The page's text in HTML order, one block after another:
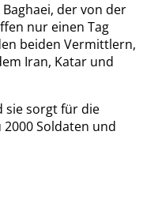
der von der
nur einen Tag
beiden Vermittlern,
Iran, Katar und
sie sorgt für die
Soldaten und